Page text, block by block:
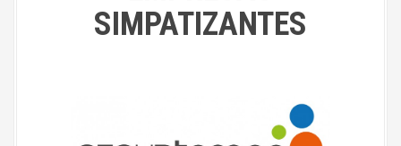
SIMPATIZANTES